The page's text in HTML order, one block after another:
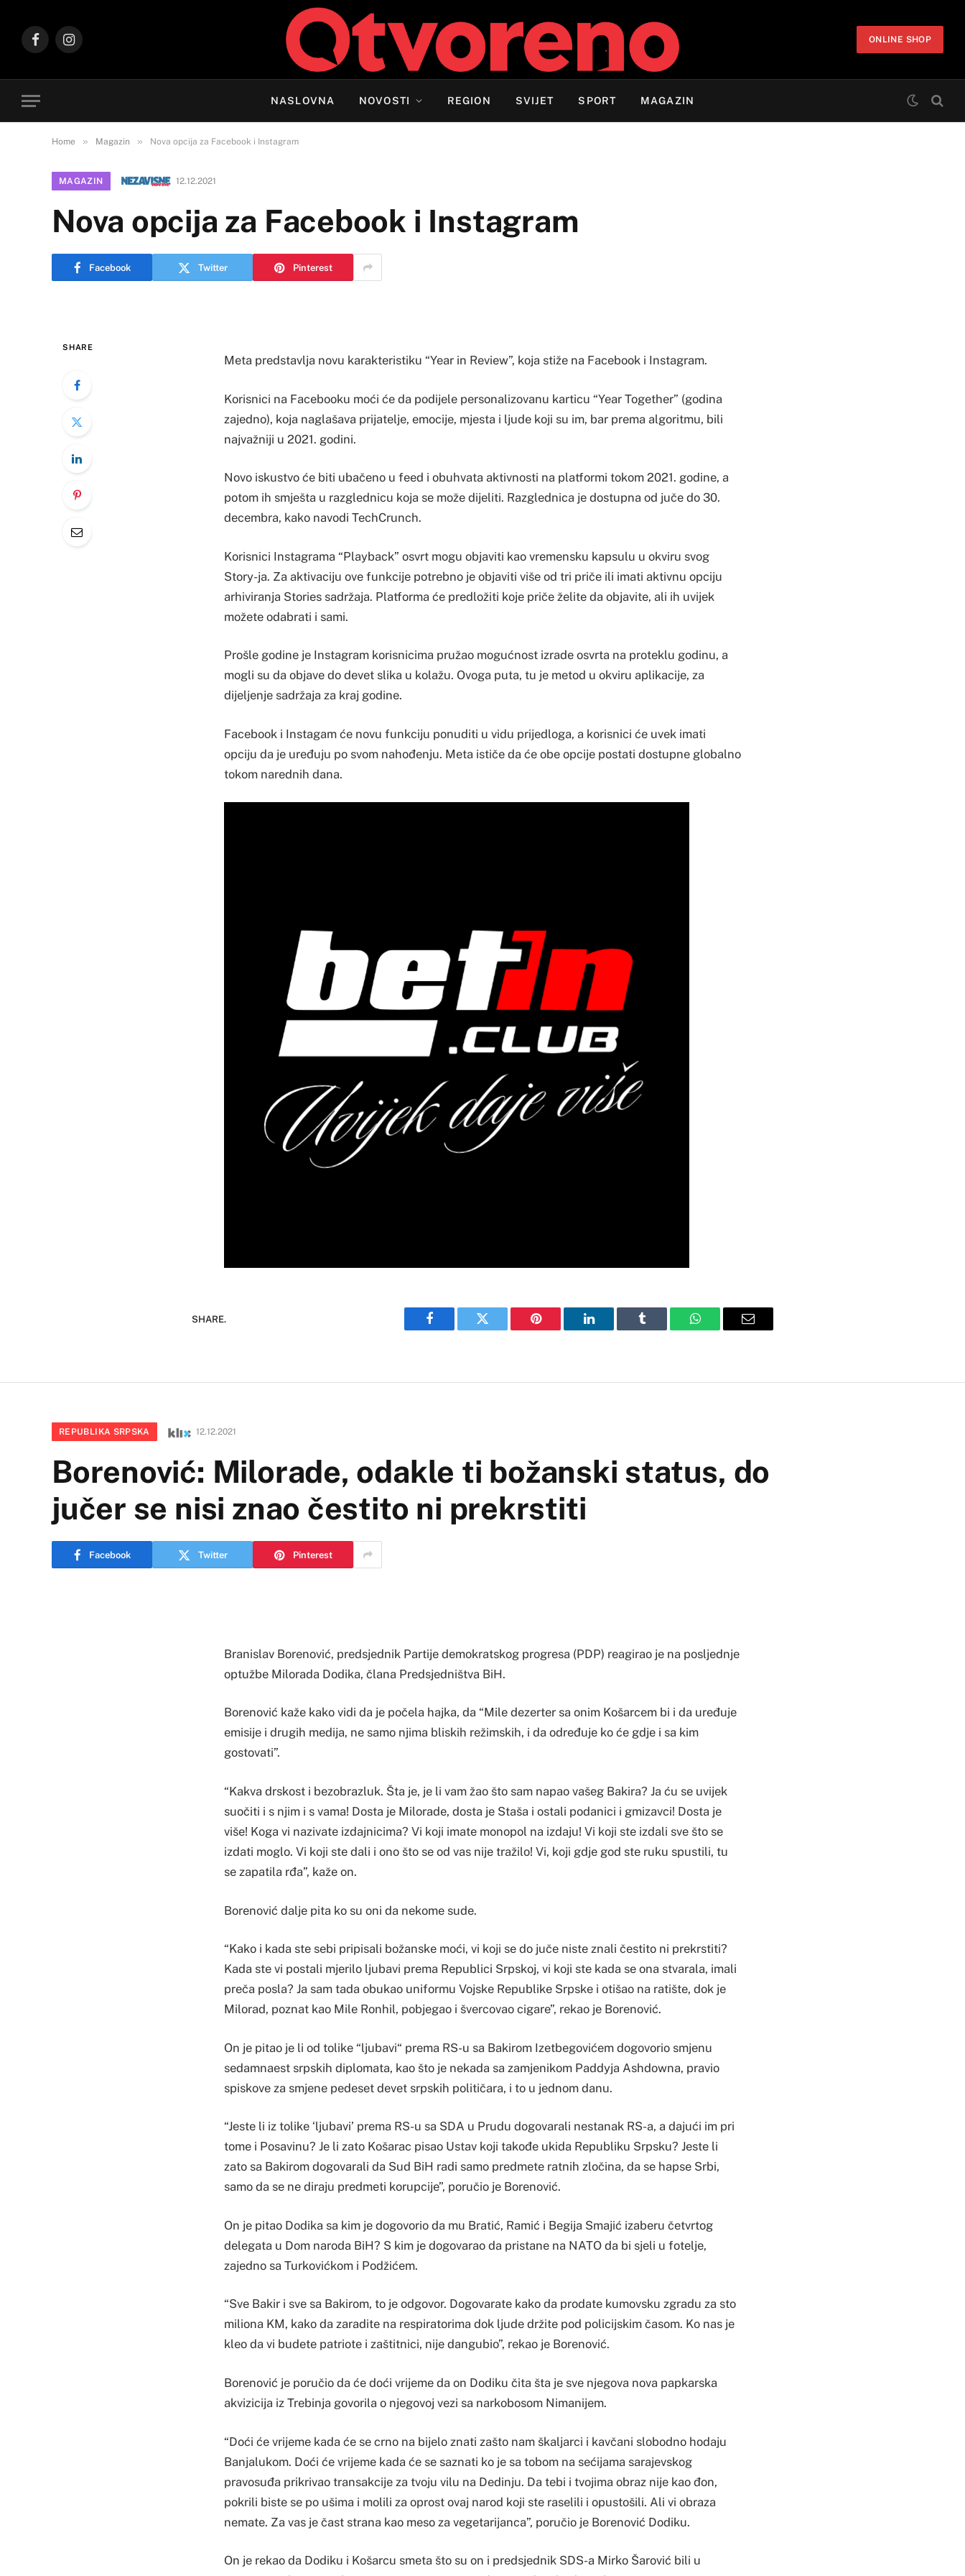
FacebookInstagram
ONLINE SHOP
NASLOVNA NOVOSTI REGION SVIJET SPORT MAGAZIN
Home » Magazin » Nova opcija za Facebook i Instagram
MAGAZIN 12.12.2021
Nova opcija za Facebook i Instagram
Facebook Twitter Pinterest
SHARE
Meta predstavlja novu karakteristiku “Year in Review”, koja stiže na Facebook i Instagram.
Korisnici na Facebooku moći će da podijele personalizovanu karticu “Year Together” (godina
zajedno), koja naglašava prijatelje, emocije, mjesta i ljude koji su im, bar prema algoritmu, bili
najvažniji u 2021. godini.
Novo iskustvo će biti ubačeno u feed i obuhvata aktivnosti na platformi tokom 2021. godine, a
potom ih smješta u razglednicu koja se može dijeliti. Razglednica je dostupna od juče do 30.
decembra, kako navodi TechCrunch.
Korisnici Instagrama “Playback” osvrt mogu objaviti kao vremensku kapsulu u okviru svog
Story-ja. Za aktivaciju ove funkcije potrebno je objaviti više od tri priče ili imati aktivnu opciju
arhiviranja Stories sadržaja. Platforma će predložiti koje priče želite da objavite, ali ih uvijek
možete odabrati i sami.
Prošle godine je Instagram korisnicima pružao mogućnost izrade osvrta na proteklu godinu, a
mogli su da objave do devet slika u kolažu. Ovoga puta, tu je metod u okviru aplikacije, za
dijeljenje sadržaja za kraj godine.
Facebook i Instagam će novu funkciju ponuditi u vidu prijedloga, a korisnici će uvek imati
opciju da je uređuju po svom nahođenju. Meta ističe da će obe opcije postati dostupne globalno
tokom narednih dana.
SHARE.
Facebook Twitter Pinterest LinkedIn Tumblr WhatsAppEmail
REPUBLIKA SRPSKA 12.12.2021
Borenović: Milorade, odakle ti božanski status, do
jučer se nisi znao čestito ni prekrstiti
Facebook Twitter Pinterest
Branislav Borenović, predsjednik Partije demokratskog progresa (PDP) reagirao je na posljednje
optužbe Milorada Dodika, člana Predsjedništva BiH.
Borenović kaže kako vidi da je počela hajka, da “Mile dezerter sa onim Košarcem bi i da uređuje
emisije i drugih medija, ne samo njima bliskih režimskih, i da određuje ko će gdje i sa kim
gostovati”.
“Kakva drskost i bezobrazluk. Šta je, je li vam žao što sam napao vašeg Bakira? Ja ću se uvijek
suočiti i s njim i s vama! Dosta je Milorade, dosta je Staša i ostali podanici i gmizavci! Dosta je
više! Koga vi nazivate izdajnicima? Vi koji imate monopol na izdaju! Vi koji ste izdali sve što se
izdati moglo. Vi koji ste dali i ono što se od vas nije tražilo! Vi, koji gdje god ste ruku spustili, tu
se zapatila rđa”, kaže on.
Borenović dalje pita ko su oni da nekome sude.
“Kako i kada ste sebi pripisali božanske moći, vi koji se do juče niste znali čestito ni prekrstiti?
Kada ste vi postali mjerilo ljubavi prema Republici Srpskoj, vi koji ste kada se ona stvarala, imali
preča posla? Ja sam tada obukao uniformu Vojske Republike Srpske i otišao na ratište, dok je
Milorad, poznat kao Mile Ronhil, pobjegao i švercovao cigare”, rekao je Borenović.
On je pitao je li od tolike “ljubavi“ prema RS-u sa Bakirom Izetbegovićem dogovorio smjenu
sedamnaest srpskih diplomata, kao što je nekada sa zamjenikom Paddyja Ashdowna, pravio
spiskove za smjene pedeset devet srpskih političara, i to u jednom danu.
“Jeste li iz tolike ‘ljubavi’ prema RS-u sa SDA u Prudu dogovarali nestanak RS-a, a dajući im pri
tome i Posavinu? Je li zato Košarac pisao Ustav koji takođe ukida Republiku Srpsku? Jeste li
zato sa Bakirom dogovarali da Sud BiH radi samo predmete ratnih zločina, da se hapse Srbi,
samo da se ne diraju predmeti korupcije”, poručio je Borenović.
On je pitao Dodika sa kim je dogovorio da mu Bratić, Ramić i Begija Smajić izaberu četvrtog
delegata u Dom naroda BiH? S kim je dogovarao da pristane na NATO da bi sjeli u fotelje,
zajedno sa Turkovićkom i Podžićem.
“Sve Bakir i sve sa Bakirom, to je odgovor. Dogovarate kako da prodate kumovsku zgradu za sto
miliona KM, kako da zaradite na respiratorima dok ljude držite pod policijskim časom. Ko nas je
kleo da vi budete patriote i zaštitnici, nije dangubio”, rekao je Borenović.
Borenović je poručio da će doći vrijeme da on Dodiku čita šta je sve njegova nova papkarska
akvizicija iz Trebinja govorila o njegovoj vezi sa narkobosom Nimanijem.
“Doći će vrijeme kada će se crno na bijelo znati zašto nam škaljarci i kavčani slobodno hodaju
Banjalukom. Doći će vrijeme kada će se saznati ko je sa tobom na sećijama sarajevskog
pravosuđa prikrivao transakcije za tvoju vilu na Dedinju. Da tebi i tvojima obraz nije kao đon,
pokrili biste se po ušima i molili za oprost ovaj narod koji ste raselili i opustošili. Ali vi obraza
nemate. Za vas je čast strana kao meso za vegetarijanca”, poručio je Borenović Dodiku.
On je rekao da Dodiku i Košarcu smeta što su on i predsjednik SDS-a Mirko Šarović bili u